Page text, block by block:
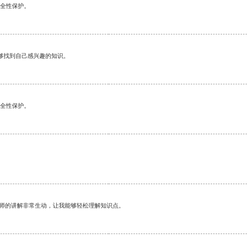
性保护。
到自己感兴趣的知识。
性保护。
讲解非常生动，让我能够轻松理解知识点。